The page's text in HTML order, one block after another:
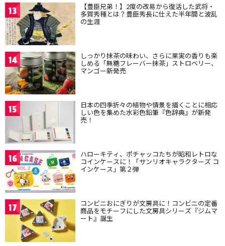
13 【豊臣兄弟！】2度の改易から復活した武将・
多賀秀種とは？豊臣秀長に仕えた半年間と波乱
の生涯
14 しっかり抹茶の味わい、さらに果実の香りも楽
しめる「無糖フレーバー抹茶」ストロベリー、
マンゴー新発売
15 日本の四季折々の植物や情景を描くことに相応
しい色を集めた水彩色鉛筆『色辞典』が新発
売！
16 ハローキティ、ポチャッコたちが昭和レトロな
コインケースに！「サンリオキャラクターズ コ
インケース」第２弾
17 コンビニおにぎりが文房具に！コンビニの定番
商品をモチーフにした文房具シリーズ『ジムマ
ート』誕生